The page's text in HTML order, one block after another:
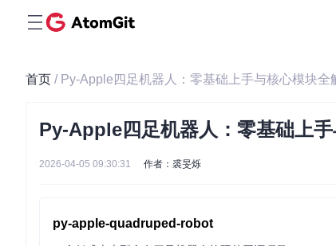
首页 / Py-Apple四足机器人：零基础上手与核心模块全
Py-Apple四足机器人：零基础上
2026-04-05 09:30:31 作者：裘旻烁
py-apple-quadruped-robot